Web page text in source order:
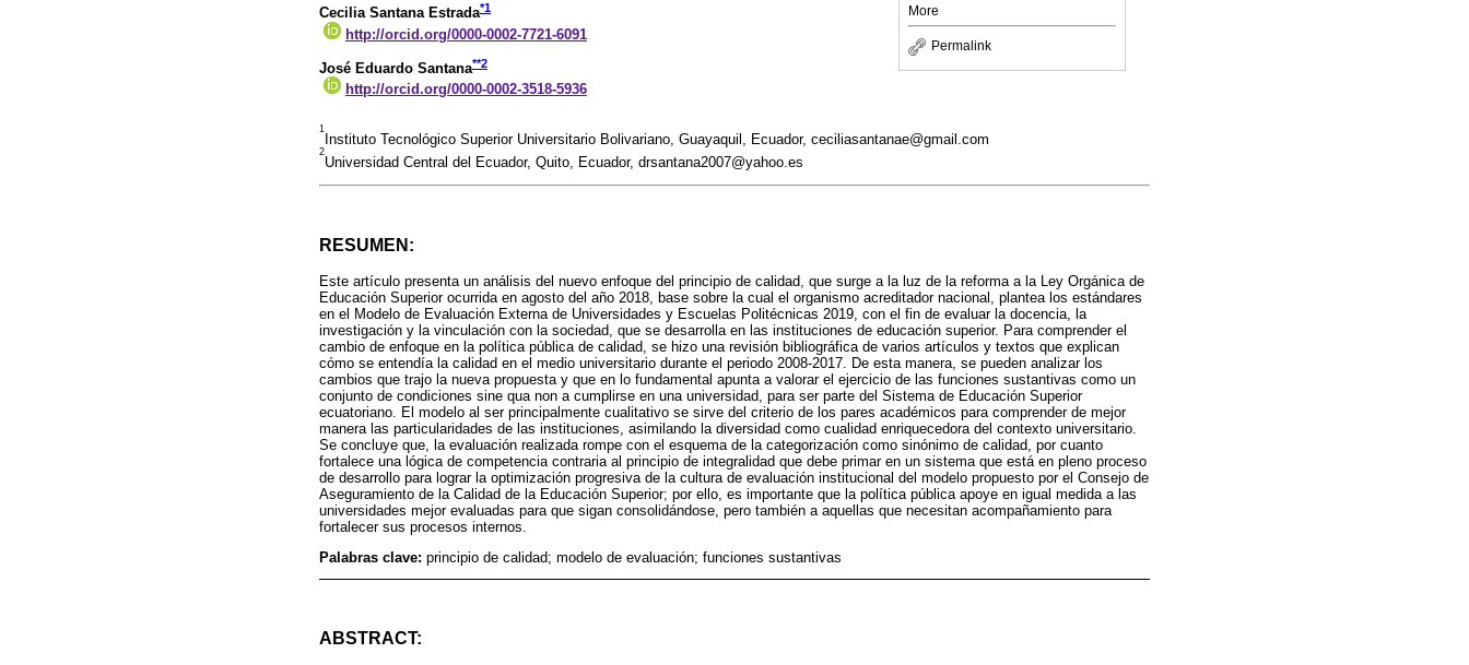
More
Permalink
Cecilia Santana Estrada*1
http://orcid.org/0000-0002-7721-6091
José Eduardo Santana**2
http://orcid.org/0000-0002-3518-5936
1
Instituto Tecnológico Superior Universitario Bolivariano, Guayaquil, Ecuador, ceciliasantanae@gmail.com
2
Universidad Central del Ecuador, Quito, Ecuador, drsantana2007@yahoo.es
RESUMEN:
Este artículo presenta un análisis del nuevo enfoque del principio de calidad, que surge a la luz de la reforma a la Ley Orgánica de
Educación Superior ocurrida en agosto del año 2018, base sobre la cual el organismo acreditador nacional, plantea los estándares
en el Modelo de Evaluación Externa de Universidades y Escuelas Politécnicas 2019, con el fin de evaluar la docencia, la
investigación y la vinculación con la sociedad, que se desarrolla en las instituciones de educación superior. Para comprender el
cambio de enfoque en la política pública de calidad, se hizo una revisión bibliográfica de varios artículos y textos que explican
cómo se entendía la calidad en el medio universitario durante el periodo 2008-2017. De esta manera, se pueden analizar los
cambios que trajo la nueva propuesta y que en lo fundamental apunta a valorar el ejercicio de las funciones sustantivas como un
conjunto de condiciones sine qua non a cumplirse en una universidad, para ser parte del Sistema de Educación Superior
ecuatoriano. El modelo al ser principalmente cualitativo se sirve del criterio de los pares académicos para comprender de mejor
manera las particularidades de las instituciones, asimilando la diversidad como cualidad enriquecedora del contexto universitario.
Se concluye que, la evaluación realizada rompe con el esquema de la categorización como sinónimo de calidad, por cuanto
fortalece una lógica de competencia contraria al principio de integralidad que debe primar en un sistema que está en pleno proceso
de desarrollo para lograr la optimización progresiva de la cultura de evaluación institucional del modelo propuesto por el Consejo de
Aseguramiento de la Calidad de la Educación Superior; por ello, es importante que la política pública apoye en igual medida a las
universidades mejor evaluadas para que sigan consolidándose, pero también a aquellas que necesitan acompañamiento para
fortalecer sus procesos internos.
Palabras clave: principio de calidad; modelo de evaluación; funciones sustantivas
ABSTRACT: